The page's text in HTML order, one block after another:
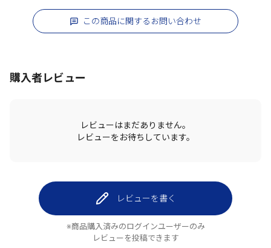
この商品に関するお問い合わせ
購入者レビュー
レビューはまだありません。
レビューをお待ちしています。
レビューを書く
※商品購入済みのログインユーザーのみ
レビューを投稿できます